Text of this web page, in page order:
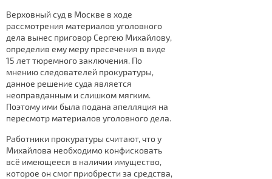
Верховный суд в Москве в ходе
рассмотрения материалов уголовного
дела вынес приговор Сергею Михайлову,
определив ему меру пресечения в виде
15 лет тюремного заключения. По
мнению следователей прокуратуры,
данное решение суда является
неоправданным и слишком мягким.
Поэтому ими была подана апелляция на
пересмотр материалов уголовного дела.
Работники прокуратуры считают, что у
Михайлова необходимо конфисковать
всё имеющееся в наличии имущество,
которое он смог приобрести за средства,